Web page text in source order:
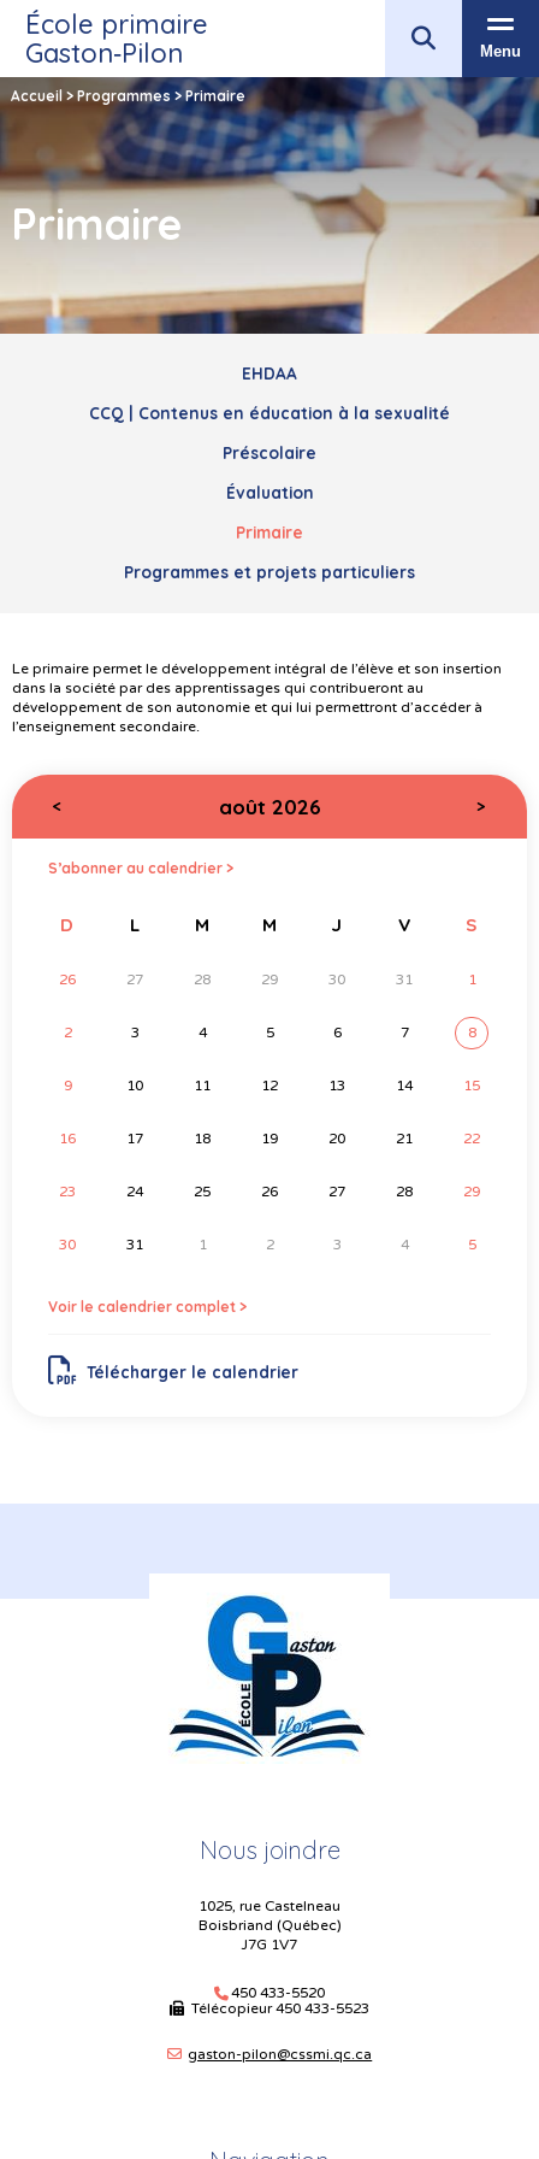
École primaire
Gaston‑Pilon
Menu
Accueil>Programmes >Primaire
Primaire
EHDAA
CCQ | Contenus en éducation à la sexualité
Préscolaire
Évaluation
Primaire
Programmes et projets particuliers
Le primaire permet le développement intégral de l’élève et son insertion
dans la société par des apprentissages qui contribueront au
développement de son autonomie et qui lui permettront d’accéder à
l’enseignement secondaire.
< août 2026 >
S’abonner au calendrier >
D L M M J V S
26 27 28 29 30 31 1
2 3 4 5 6 7 8
9 10 11 12 13 14 15
16 17 18 19 20 21 22
23 24 25 26 27 28 29
30 31 1 2 3 4 5
Voir le calendrier complet >
Télécharger le calendrier
Nous joindre
1025, rue Castelneau
Boisbriand (Québec)
J7G 1V7
450 433-5520
Télécopieur450 433-5523
gaston-pilon@cssmi.qc.ca